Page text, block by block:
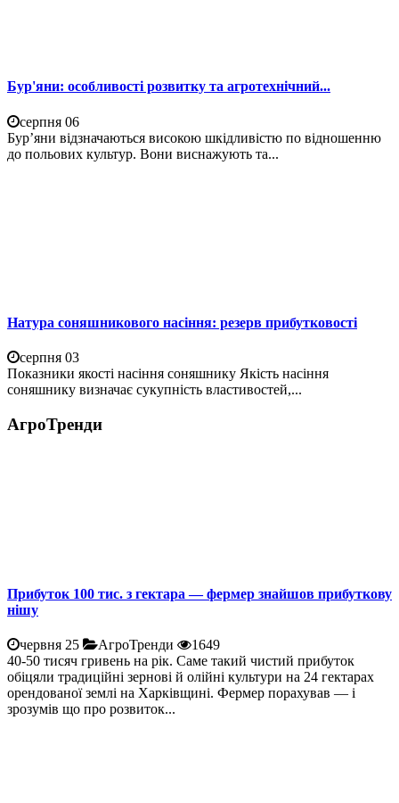
Бур'яни: особливості розвитку та агротехнічний...
серпня 06
Бур’яни відзначаються високою шкідливістю по відношенню
до польових культур. Вони виснажують та...
Натура соняшникового насіння: резерв прибутковості
серпня 03
Показники якості насіння соняшнику Якість насіння
соняшнику визначає сукупність властивостей,...
АгроТренди
Прибуток 100 тис. з гектара — фермер знайшов прибуткову
нішу
червня 25 АгроТренди
1649
40-50 тисяч гривень на рік. Саме такий чистий прибуток
обіцяли традиційні зернові й олійні культури на 24 гектарах
орендованої землі на Харківщині. Фермер порахував — і
зрозумів що про розвиток...